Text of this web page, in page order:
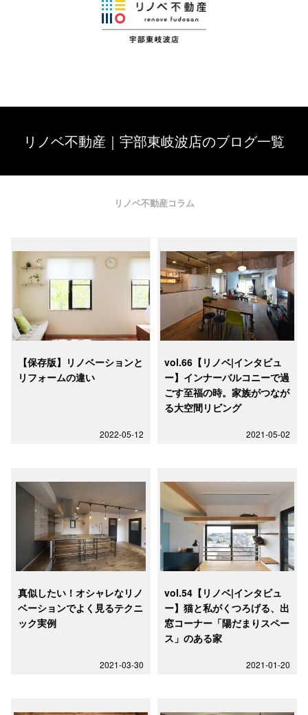
リノベ不動産｜宇部東岐波店のブログ一覧
リノベ不動産コラム
【保存版】リノベーションと
リフォームの違い
2022-05-12
vol.66【リノベ|インタビュ
ー】インナーバルコニーで過
ごす至福の時。家族がつなが
る大空間リビング
2021-05-02
真似したい！オシャレなリノ
ベーションでよく見るテクニ
ック実例
2021-03-30
vol.54【リノベ|インタビュ
ー】猫と私がくつろげる、出
窓コーナー「陽だまりスペー
ス」のある家
2021-01-20